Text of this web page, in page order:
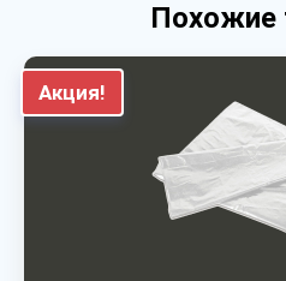
Похожие
Акция!